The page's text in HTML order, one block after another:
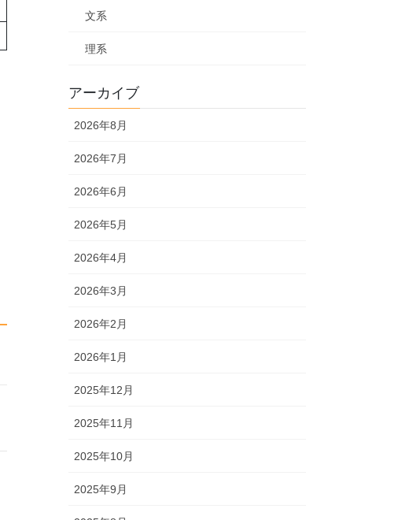
文系
理系
アーカイブ
2026年8月
2026年7月
2026年6月
2026年5月
2026年4月
2026年3月
2026年2月
2026年1月
2025年12月
2025年11月
2025年10月
2025年9月